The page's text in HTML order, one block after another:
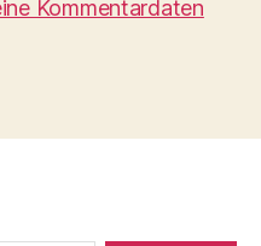
Kommentardaten